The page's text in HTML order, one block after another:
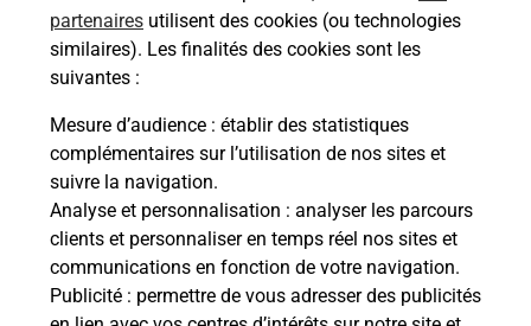
partenaires utilisent des cookies (ou technologies
similaires). Les finalités des cookies sont les
suivantes :
Mesure d’audience : établir des statistiques
complémentaires sur l’utilisation de nos sites et
suivre la navigation.
Analyse et personnalisation : analyser les parcours
clients et personnaliser en temps réel nos sites et
communications en fonction de votre navigation.
Publicité : permettre de vous adresser des publicités
Boîte aux lettres La Poste
Prochaine collecte du courrier vendredi
09h00
Le Village
11220 Mayronnes
Itinéraire
Le lien s'ouvre dans un nouvel onglet